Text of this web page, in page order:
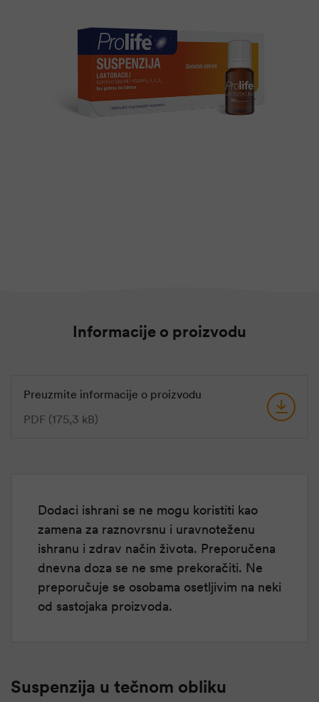
Informacije o proizvodu
Preuzmite informacije o proizvodu
PDF (175,3 kB)
Dodaci ishrani se ne mogu koristiti kao
zamena za raznovrsnu i uravnoteženu
ishranu i zdrav način života. Preporučena
dnevna doza se ne sme prekoračiti. Ne
preporučuje se osobama osetljivim na neki
od sastojaka proizvoda.
Suspenzija u tečnom obliku